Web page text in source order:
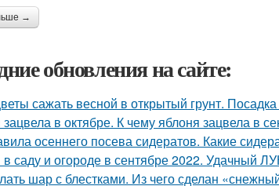
→
обновления на сайте:
сажать весной в открытый грунт. Посадка
в октябре. К чему яблоня зацвела в
осеннего посева сидератов. Какие
в саду и огороде в сентябре 2022.
шар с блестками. Из чего сделан